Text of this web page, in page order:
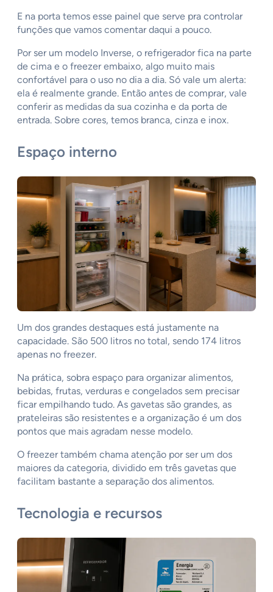
E na porta temos esse painel que serve pra controlar
funções que vamos comentar daqui a pouco.
Por ser um modelo Inverse, o refrigerador fica na parte
de cima e o freezer embaixo, algo muito mais
confortável para o uso no dia a dia. Só vale um alerta:
ela é realmente grande. Então antes de comprar, vale
conferir as medidas da sua cozinha e da porta de
entrada. Sobre cores, temos branca, cinza e inox.
Espaço interno
Um dos grandes destaques está justamente na
capacidade. São 500 litros no total, sendo 174 litros
apenas no freezer.
Na prática, sobra espaço para organizar alimentos,
bebidas, frutas, verduras e congelados sem precisar
ficar empilhando tudo. As gavetas são grandes, as
prateleiras são resistentes e a organização é um dos
pontos que mais agradam nesse modelo.
O freezer também chama atenção por ser um dos
maiores da categoria, dividido em três gavetas que
facilitam bastante a separação dos alimentos.
Tecnologia e recursos